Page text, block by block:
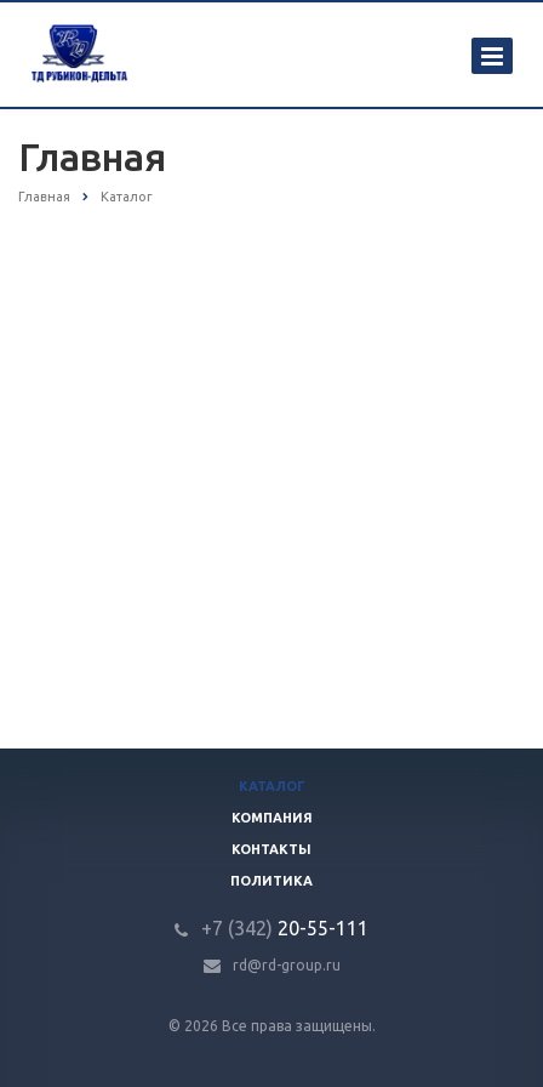
Главная
Главная Каталог
© 2026 Все права защищены.
КАТАЛОГ
КОМПАНИЯ
КОНТАКТЫ
ПОЛИТИКА
+7 (342) 20-55-111
rd@rd-group.ru